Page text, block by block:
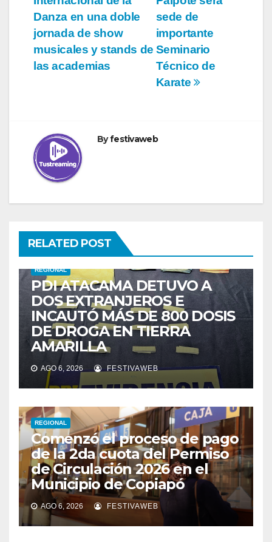
entradas
sede de
importante
Seminario
Técnico de
Karate
Danza en una doble
jornada de show
musicales y stands de
las academias
Byfestivaweb
RELATED POST
REGIONAL
PDI ATACAMA DETUVO A
DOS EXTRANJEROS E
INCAUTÓ MÁS DE 800 DOSIS
DE DROGA EN TIERRA
AMARILLA
AGO 6, 2026 FESTIVAWEB
REGIONAL
Comenzó el proceso de pago
de la 2da cuota del Permiso
de Circulación 2026 en el
Municipio de Copiapó
AGO 6, 2026 FESTIVAWEB